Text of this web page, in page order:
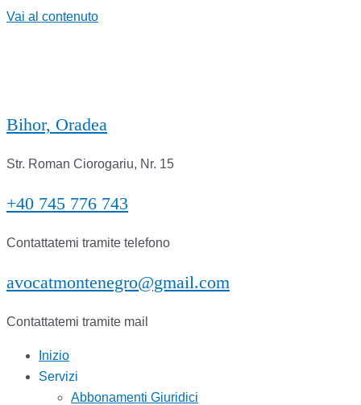
Vai al contenuto
Bihor, Oradea
Str. Roman Ciorogariu, Nr. 15
+40 745 776 743
Contattatemi tramite telefono
avocatmontenegro@gmail.com
Contattatemi tramite mail
Inizio
Servizi
Abbonamenti Giuridici